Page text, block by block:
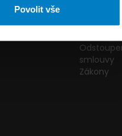
Povolit vše
Pojištění
podmínky
Změna
smlouvy
Zákony